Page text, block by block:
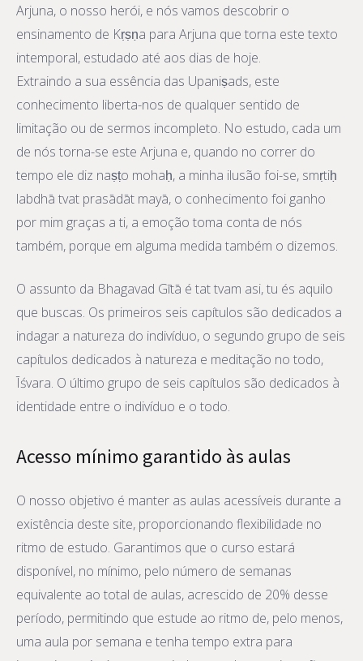
Arjuna, o nosso herói, e nós vamos descobrir o
ensinamento de Kṛṣṇa para Arjuna que torna este texto
intemporal, estudado até aos dias de hoje.
Extraindo a sua essência das Upaniṣads, este
conhecimento liberta-nos de qualquer sentido de
limitação ou de sermos incompleto. No estudo, cada um
de nós torna-se este Arjuna e, quando no correr do
tempo ele diz naṣṭo mohaḥ, a minha ilusão foi-se, smṛtiḥ
labdhā tvat prasādāt mayā, o conhecimento foi ganho
por mim graças a ti, a emoção toma conta de nós
também, porque em alguma medida também o dizemos.
O assunto da Bhagavad Gītā é tat tvam asi, tu és aquilo
que buscas. Os primeiros seis capítulos são dedicados a
indagar a natureza do indivíduo, o segundo grupo de seis
capítulos dedicados à natureza e meditação no todo,
Īśvara. O último grupo de seis capítulos são dedicados à
identidade entre o indivíduo e o todo.
Acesso mínimo garantido às aulas
O nosso objetivo é manter as aulas acessíveis durante a
existência deste site, proporcionando flexibilidade no
ritmo de estudo. Garantimos que o curso estará
disponível, no mínimo, pelo número de semanas
equivalente ao total de aulas, acrescido de 20% desse
período, permitindo que estude ao ritmo de, pelo menos,
uma aula por semana e tenha tempo extra para